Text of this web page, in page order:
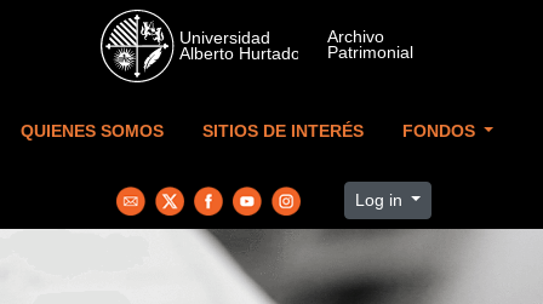
Skip to main content
QUIENES SOMOS SITIOS DE INTERÉS FONDOS
Log in